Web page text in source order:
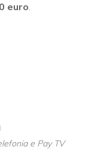
euro.
e Pay TV